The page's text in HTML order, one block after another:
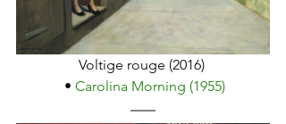
Voltige rouge (2016)
• Carolina Morning (1955)